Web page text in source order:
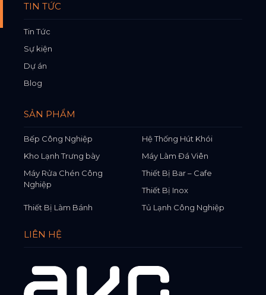
TIN TỨC
Tin Tức
Sự kiện
Dự án
Blog
SẢN PHẨM
Bếp Công Nghiệp
Hệ Thống Hút Khói
Kho Lạnh Trưng bày
Máy Làm Đá Viên
Máy Rửa Chén Công
Nghiệp
Thiết Bị Bar – Cafe
Thiết Bị Inox
Thiết Bị Làm Bánh
Tủ Lạnh Công Nghiệp
LIÊN HỆ